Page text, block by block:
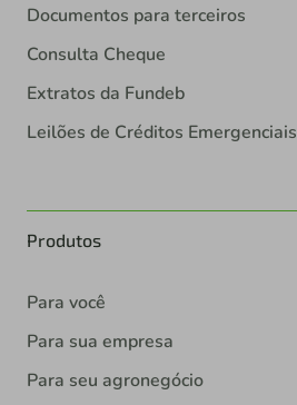
Documentos para terceiros
Consulta Cheque
Extratos da Fundeb
Leilões de Créditos Emergenciais
Produtos
Para você
Para sua empresa
Para seu agronegócio